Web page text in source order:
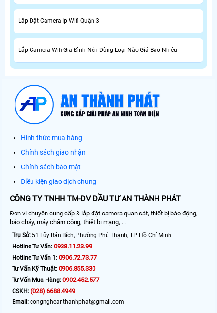
Lắp Đặt Camera Ip Wifi Quận 3
Lắp Camera Wifi Gia Đình Nên Dùng Loại Nào Giá Bao Nhiêu
Hình thức mua hàng
Chính sách giao nhận
Chính sách bảo mật
Điều kiện giao dịch chung
CÔNG TY TNHH TM-DV ĐẦU TƯ AN THÀNH PHÁT
Đơn vị chuyên cung cấp & lắp đặt camera quan sát, thiết bị báo động,
báo cháy, máy chấm công, thiết bị mạng, ...
Trụ Sở: 51 Lũy Bán Bích, Phường Phú Thạnh, TP. Hồ Chí Minh
Hotline Tư Vấn: 0938.11.23.99
Hotline Tư Vấn 1: 0906.72.73.77
Tư Vấn Kỹ Thuật: 0906.855.330
Tư Vấn Mua Hàng: 0902.452.577
CSKH: (028) 6688.4949
Email: congngheanthanhphat@gmail.com